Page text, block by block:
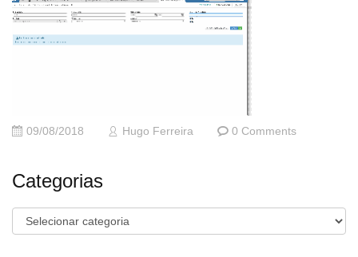
09/08/2018 Hugo Ferreira 0 Comments
Categorias
Categorias